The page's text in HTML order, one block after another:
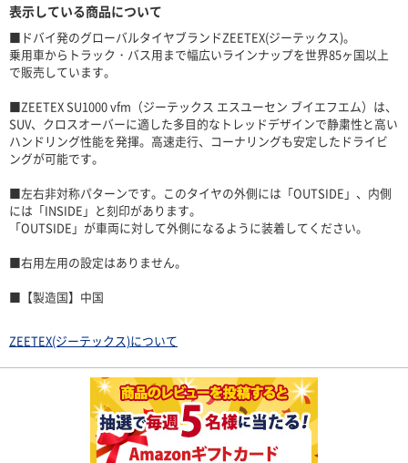
表示している商品について
■ドバイ発のグローバルタイヤブランドZEETEX(ジーテックス)。
乗用車からトラック・バス用まで幅広いラインナップを世界85ヶ国以上
で販売しています。
■ZEETEX SU1000 vfm（ジーテックス エスユーセン ブイエフエム）は、
SUV、クロスオーバーに適した多目的なトレッドデザインで静粛性と高い
ハンドリング性能を発揮。高速走行、コーナリングも安定したドライビ
ングが可能です。
■左右非対称パターンです。このタイヤの外側には「OUTSIDE」、内側
には「INSIDE」と刻印があります。
「OUTSIDE」が車両に対して外側になるように装着してください。
■右用左用の設定はありません。
■【製造国】中国
ZEETEX(ジーテックス)について